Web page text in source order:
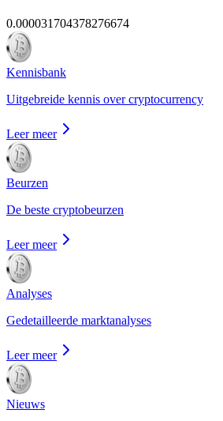
0.000031704378276674
Kennisbank
Uitgebreide kennis over cryptocurrency
Leer meer
Beurzen
De beste cryptobeurzen
Leer meer
Analyses
Gedetailleerde marktanalyses
Leer meer
Nieuws